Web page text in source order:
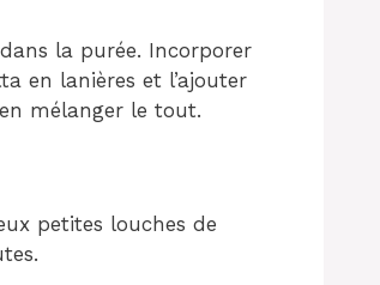
la purée. Incorporer
en lanières et l’ajouter
mélanger le tout.
petites louches de